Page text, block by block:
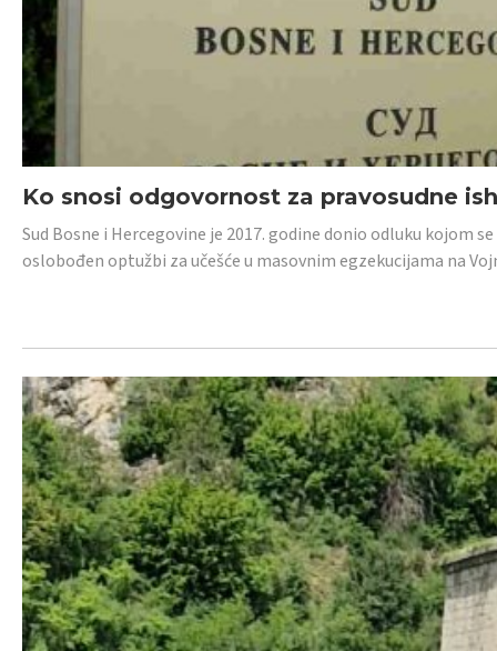
Ko snosi odgovornost za pravosudne
Sud Bosne i Hercegovine je 2017. godine donio odluku kojom
oslobođen optužbi za učešće u masovnim egzekucijama na